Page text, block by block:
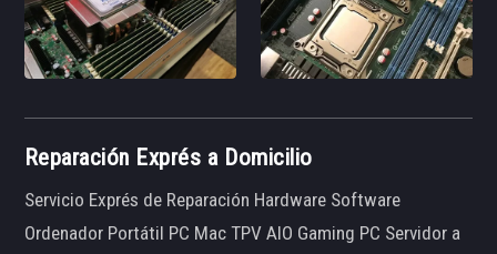
Reparación Exprés a Domicilio
Servicio Exprés de Reparación Hardware Software
Ordenador Portátil PC Mac TPV AIO Gaming PC Servidor a